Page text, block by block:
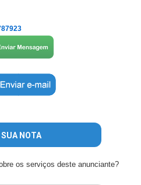
SUA NOTA
os serviços deste anunciante?